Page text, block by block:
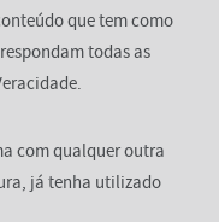
que tem como
todas as
com qualquer outra
já tenha utilizado